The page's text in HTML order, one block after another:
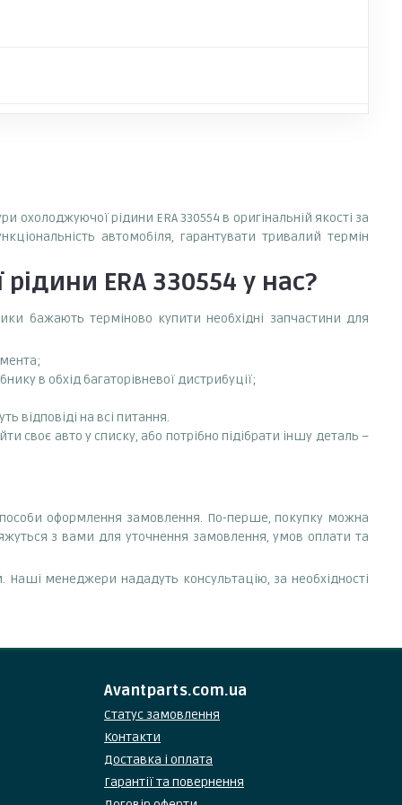
охолоджуючої рідини ERA 330554 в оригінальній якості за
автомобіля, гарантувати тривалий термін
ERA 330554 у нас?
бажають терміново купити необхідні запчастини для
в обхід багаторівневої дистрибуції;
відповіді на всі питання.
своє авто у списку, або потрібно підібрати іншу деталь –
оформлення замовлення. По-перше, покупку можна
з вами для уточнення замовлення, умов оплати та
менеджери нададуть консультацію, за необхідності
Avantparts.com.ua
Статус замовлення
Контакти
Доставка і оплата
Гарантії та повернення